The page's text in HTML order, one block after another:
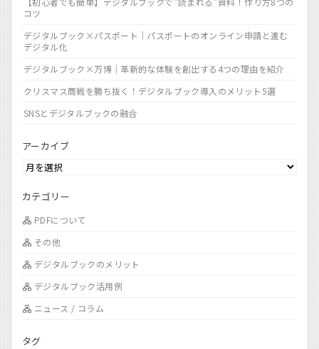
コツ
デジタルブック×パスポート｜パスポートのオンライン申請と進む
デジタル化
デジタルブック×万博｜革新的な体験を創出する4つの理由を紹介
クリスマス商戦を勝ち抜く！デジタルブック導入のメリット5選
SNSとデジタルブックの融合
アーカイブ
カテゴリー
PDFについて
その他
デジタルブックのメリット
デジタルブック活用例
ニュース / コラム
タグ